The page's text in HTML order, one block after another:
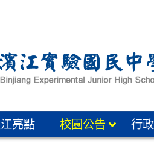
亮點 校園公告 行